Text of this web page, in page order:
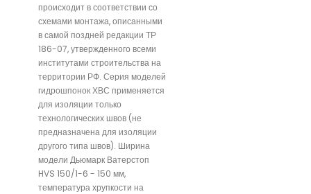
происходит в соответствии со
схемами монтажа, описанными
в самой поздней редакции ТР
186-07, утвержденного всеми
институтами строительства на
территории РФ. Серия моделей
гидрошпонок ХВС применяется
для изоляции только
технологических швов (не
предназначена для изоляции
другого типа швов). Ширина
модели Дьюмарк Ватерстоп
HVS 150/1-6 - 150 мм,
температура хрупкости на